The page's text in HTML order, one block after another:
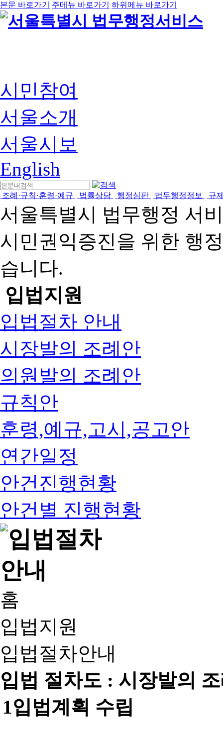
본문 바로가기 주메뉴 바로가기 하위메뉴 바로가기
시민참여
서울소개
서울시보
English
조례·규칙·훈령·예규 법률상담 행정심판 법무행정정보 규
서울특별시 법무행정 서
시민권익증진을 위한 행
습니다.
입법지원
입법절차 안내
시장발의 조례안
의원발의 조례안
규칙안
훈령,예규,고시,공고안
연간일정
안건진행현황
안건별 진행현황
홈
입법지원
입법절차안내
입법 절차도 : 시장발의
1입법계획 수립